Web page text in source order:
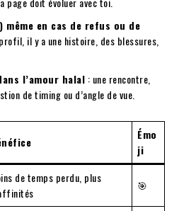
en cas de refus ou de
il y a une histoire, des blessures,
l’amour halal : une rencontre,
de timing ou d’angle de vue.
Émo
ji
de temps perdu, plus
🎯